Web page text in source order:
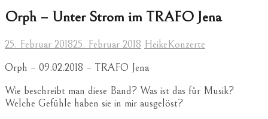
Orph – Unter Strom im TRAFO Jena
25. Februar 201825. Februar 2018 HeikeKonzerte
Orph – 09.02.2018 – TRAFO Jena
Wie beschreibt man diese Band? Was ist das für Musik?
Welche Gefühle haben sie in mir ausgelöst?